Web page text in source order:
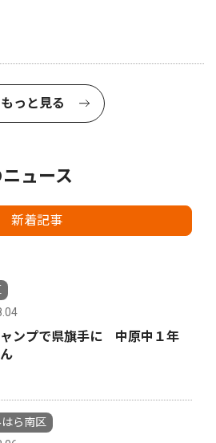
もっと見る
ュース
新着記事
ャンプで県旗手に 中原中１年
ら南区